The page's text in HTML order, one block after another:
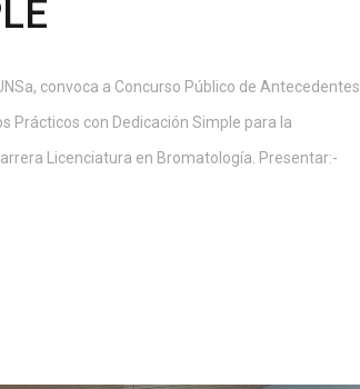
convoca a Concurso Público de Antecedentes
Prácticos con Dedicación Simple para la
Licenciatura en Bromatología. Presentar:-